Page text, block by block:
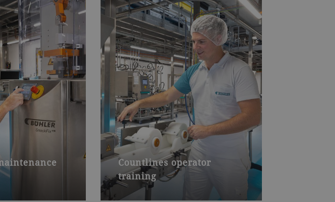
Countlines operator
training